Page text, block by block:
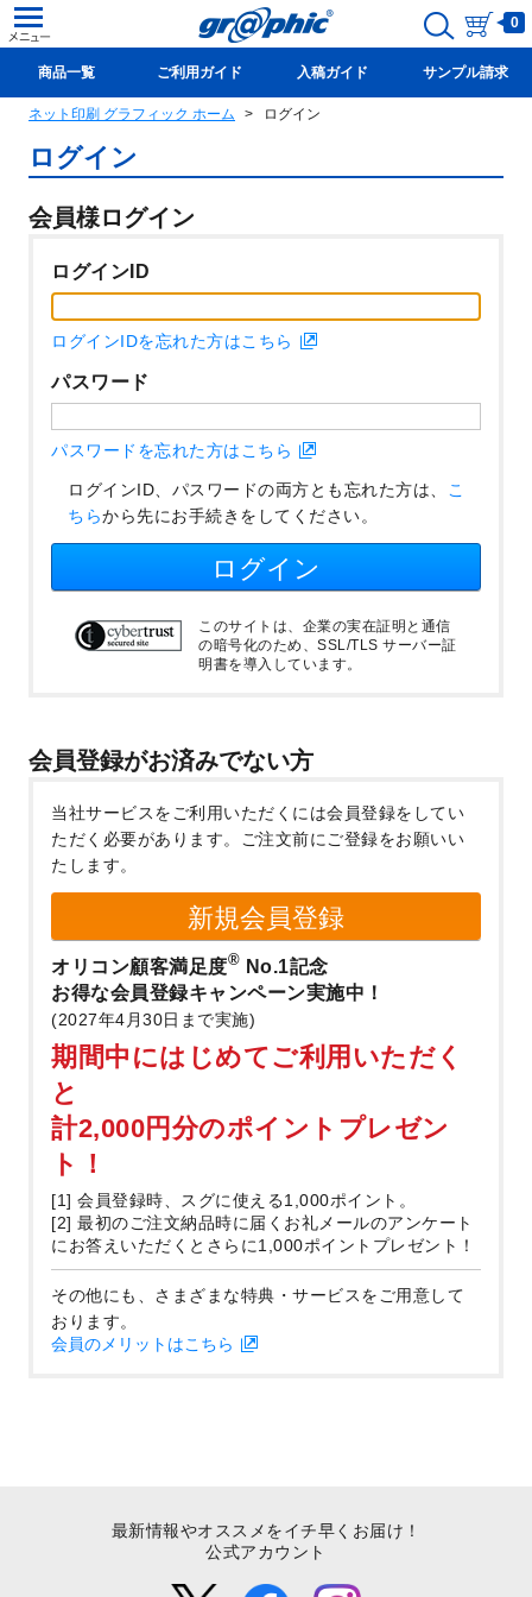
0
商品一覧 ご利用ガイド 入稿ガイド サンプル請求
新規会員登録(無料)
ネット印刷 グラフィック ホーム ログイン
ログイン
会員様ログイン
ログインID
ログインIDを忘れた方はこちら
パスワード
パスワードを忘れた方はこちら
ログインID、パスワードの両方とも忘れた方は、 こ
ちらから先にお手続きをしてください。
ログイン
このサイトは、企業の実在証明と通信
の暗号化のため、SSL/TLS サーバー証
明書を導入しています。
会員登録がお済みでない方
当社サービスをご利用いただくには会員登録をしてい
ただく必要があります。
ご注文前にご登録をお願いい
たします。
新規会員登録
オリコン顧客満足度® No.1記念
お得な会員登録キャンペーン実施中！
(2027年4月30日まで実施)
期間中にはじめてご利用いただく
と
計2,000円分のポイントプレゼン
ト！
[1] 会員登録時、スグに使える1,000ポイント。
[2] 最初のご注文納品時に届くお礼メールのアンケート
にお答えいただくとさらに1,000ポイントプレゼント！
その他にも、さまざまな特典・サービスをご用意して
おります。
会員のメリットはこちら
最新情報やオススメをイチ早くお届け！
公式アカウント